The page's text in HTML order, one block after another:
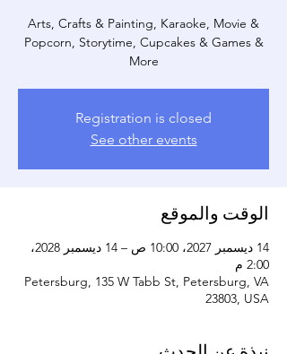
Arts, Crafts & Painting, Karaoke, Movie &
Popcorn, Storytime, Cupcakes & Games &
More
Registration is closed
See other events
الوقت والموقع
14 ديسمبر 2027، 10:00 ص – 14 ديسمبر 2028،
2:00 م
Petersburg, 135 W Tabb St, Petersburg, VA
23803, USA